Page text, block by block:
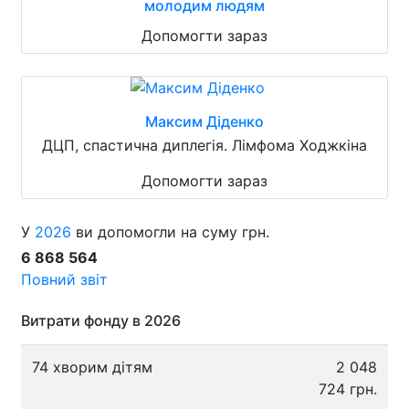
молодим людям
Допомогти зараз
Максим Діденко
ДЦП, спастична диплегія. Лімфома Ходжкіна
Допомогти зараз
У 2026 ви допомогли на суму грн.
6 868 564
Повний звіт
Витрати фонду в 2026
74 хворим дітям
2 048
724 грн.